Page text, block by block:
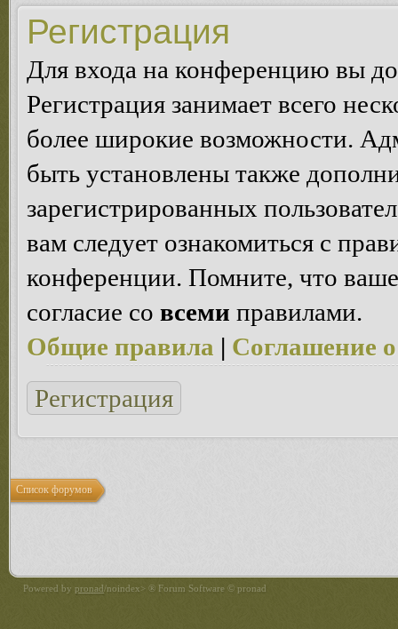
Регистрация
Для входа на конференцию вы
Регистрация занимает всего
более широкие возможности.
быть установлены также
зарегистрированных
вам следует ознакомиться с
конференции. Помните, что
согласие со всеми правилами.
Общие правила | Соглашение
Регистрация
Список форумов
Powered by pronad/noindex> ® Forum Software © pronad